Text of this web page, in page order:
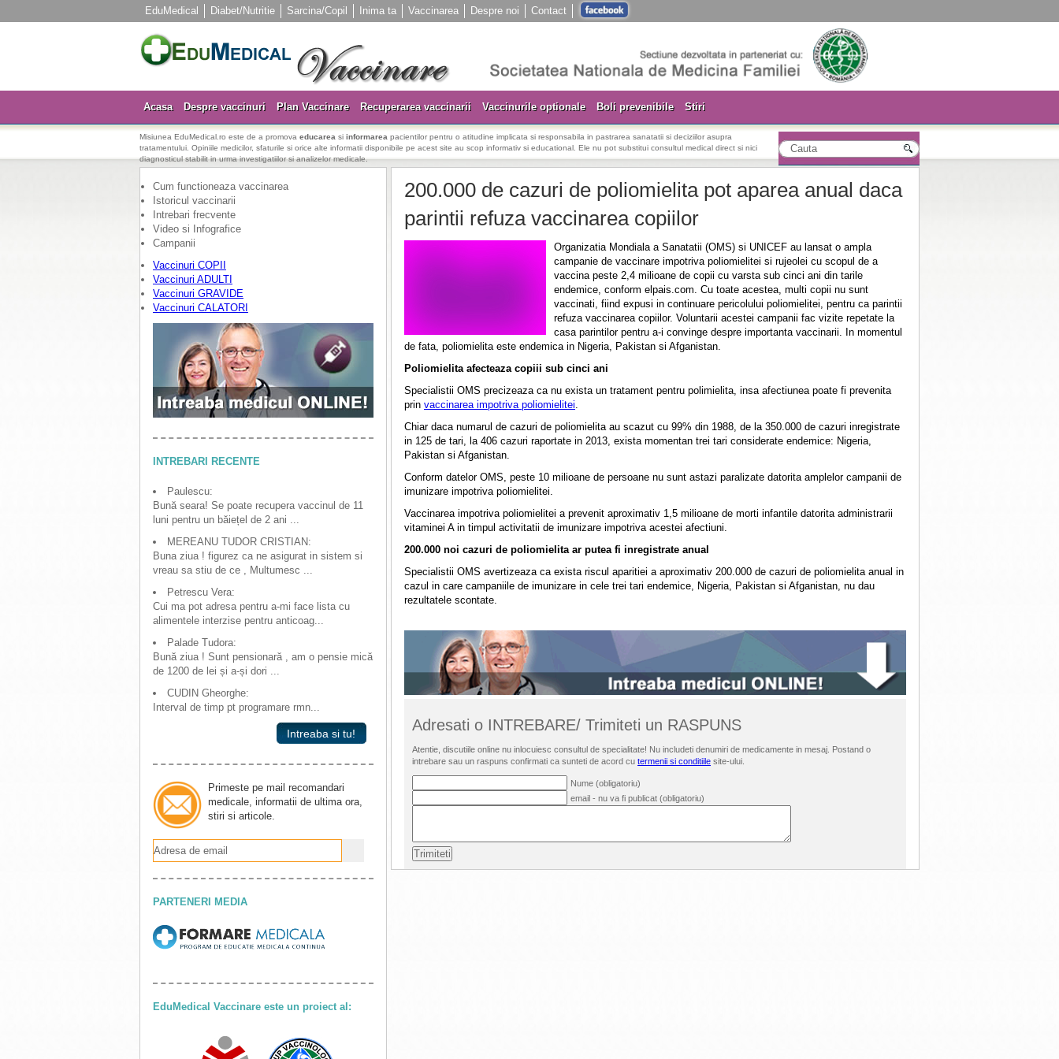
EduMedical Diabet/Nutritie Sarcina/Copil Inima ta Vaccinarea Despre noi Contact
Acasa Despre vaccinuri Plan Vaccinare Recuperarea vaccinarii Vaccinurile optionale Boli prevenibile Stiri
Misiunea EduMedical.ro este de a promova educarea si informarea pacientilor pentru o atitudine implicata si responsabila in pastrarea sanatatii si deciziilor asupra
tratamentului. Opiniile medicilor, sfaturile si orice alte informatii disponibile pe acest site au scop informativ si educational. Ele nu pot substitui consultul medical direct si nici
diagnosticul stabilit in urma investigatiilor si analizelor medicale.
Cum functioneaza vaccinarea
Istoricul vaccinarii
Intrebari frecvente
Video si Infografice
Campanii
Vaccinuri COPII
Vaccinuri ADULTI
Vaccinuri GRAVIDE
Vaccinuri CALATORI
INTREBARI RECENTE
Paulescu:
Bună seara! Se poate recupera vaccinul de 11
luni pentru un băiețel de 2 ani ...
MEREANU TUDOR CRISTIAN:
Buna ziua ! figurez ca ne asigurat in sistem si
vreau sa stiu de ce , Multumesc ...
Petrescu Vera:
Cui ma pot adresa pentru a-mi face lista cu
alimentele interzise pentru anticoag...
Palade Tudora:
Bună ziua ! Sunt pensionară , am o pensie mică
de 1200 de lei și a-și dori ...
CUDIN Gheorghe:
Interval de timp pt programare rmn...
Intreaba si tu!
Primeste pe mail recomandari
medicale, informatii de ultima ora,
stiri si articole.
PARTENERI MEDIA
EduMedical Vaccinare este un proiect al:
200.000 de cazuri de poliomielita pot aparea anual daca
parintii refuza vaccinarea copiilor
Organizatia Mondiala a Sanatatii (OMS) si UNICEF au lansat o ampla
campanie de vaccinare impotriva poliomielitei si rujeolei cu scopul de a
vaccina peste 2,4 milioane de copii cu varsta sub cinci ani din tarile
endemice, conform elpais.com. Cu toate acestea, multi copii nu sunt
vaccinati, fiind expusi in continuare pericolului poliomielitei, pentru ca parintii
refuza vaccinarea copiilor. Voluntarii acestei campanii fac vizite repetate la
casa parintilor pentru a-i convinge despre importanta vaccinarii. In momentul
de fata, poliomielita este endemica in Nigeria, Pakistan si Afganistan.
Poliomielita afecteaza copiii sub cinci ani
Specialistii OMS precizeaza ca nu exista un tratament pentru polimielita, insa afectiunea poate fi prevenita
prin vaccinarea impotriva poliomielitei
Chiar daca numarul de cazuri de poliomielita au scazut cu 99% din 1988, de la 350.000 de cazuri inregistrate
in 125 de tari, la 406 cazuri raportate in 2013, exista momentan trei tari considerate endemice: Nigeria,
Pakistan si Afganistan.
Conform datelor OMS, peste 10 milioane de persoane nu sunt astazi paralizate datorita amplelor campanii de
imunizare impotriva poliomielitei.
Vaccinarea impotriva poliomielitei a prevenit aproximativ 1,5 milioane de morti infantile datorita administrarii
vitaminei A in timpul activitatii de imunizare impotriva acestei afectiuni.
200.000 noi cazuri de poliomielita ar putea fi inregistrate anual
Specialistii OMS avertizeaza ca exista riscul aparitiei a aproximativ 200.000 de cazuri de poliomielita anual in
cazul in care campaniile de imunizare in cele trei tari endemice, Nigeria, Pakistan si Afganistan, nu dau
rezultatele scontate.
Adresati o INTREBARE/ Trimiteti un RASPUNS
Atentie, discutiile online nu inlocuiesc consultul de specialitate! Nu includeti denumiri de medicamente in mesaj. Postand o
intrebare sau un raspuns confirmati ca sunteti de acord cu termenii si conditiile site-ului.
Nume (obligatoriu)
email - nu va fi publicat (obligatoriu)